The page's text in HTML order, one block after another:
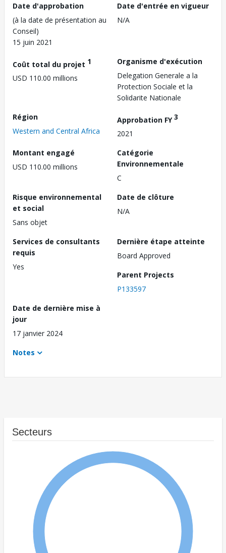
Date d'approbation
(à la date de présentation au
Conseil)
15 juin 2021
Date d'entrée en vigueur
N/A
Coût total du projet 1
USD 110.00 millions
Organisme d'exécution
Delegation Generale a la
Protection Sociale et la
Solidarite Nationale
Région
Western and Central Africa
Approbation FY3
2021
Montant engagé
USD 110.00 millions
Catégorie
Environnementale
C
Risque environnemental
et social
Sans objet
Date de clôture
N/A
Services de consultants
requis
Yes
Dernière étape atteinte
Board Approved
Parent Projects
P133597
Date de dernière mise à
jour
17 janvier 2024
Notes
Secteurs